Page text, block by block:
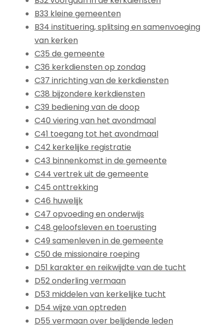
B33 kleine gemeenten
B34 instituering, splitsing en samenvoeging
van kerken
C35 de gemeente
C36 kerkdiensten op zondag
C37 inrichting van de kerkdiensten
C38 bijzondere kerkdiensten
C39 bediening van de doop
C40 viering van het avondmaal
C41 toegang tot het avondmaal
C42 kerkelijke registratie
C43 binnenkomst in de gemeente
C44 vertrek uit de gemeente
C45 onttrekking
C46 huwelijk
C47 opvoeding en onderwijs
C48 geloofsleven en toerusting
C49 samenleven in de gemeente
C50 de missionaire roeping
D51 karakter en reikwijdte van de tucht
D52 onderling vermaan
D53 middelen van kerkelijke tucht
D54 wijze van optreden
D55 vermaan over belijdende leden